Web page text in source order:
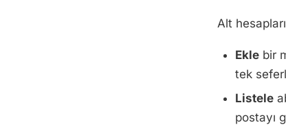
Alt
Eklebir
tek
Listele
postayı